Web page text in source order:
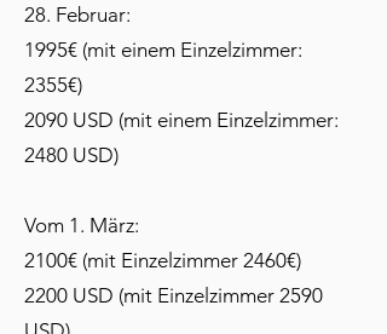
28. Februar:
1995€ (mit einem Einzelzimmer:
2355€)
2090 USD (mit einem Einzelzimmer:
2480 USD)
Vom 1. März:
2100€ (mit Einzelzimmer 2460€)
2200 USD (mit Einzelzimmer 2590